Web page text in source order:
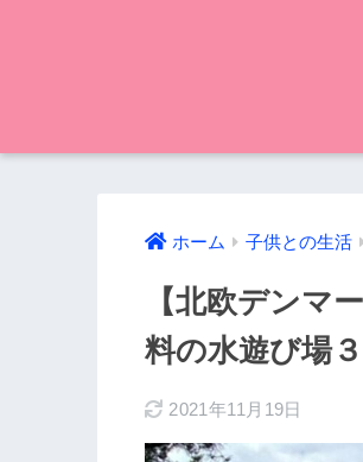
ホーム 子供との生活
【北欧デンマ
料の水遊び場
2021年11月19日